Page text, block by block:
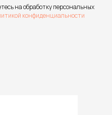
на обработку персональных
конфиденциальности